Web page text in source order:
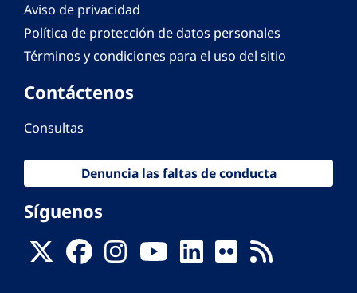
Aviso de privacidad
Política de protección de datos personales
Términos y condiciones para el uso del sitio
Contáctenos
Consultas
Denuncia las faltas de conducta
Síguenos